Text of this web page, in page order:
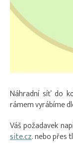
Náhradní síť do
rámem vyrábíme
Váš požadavek
site.cz. nebo přes